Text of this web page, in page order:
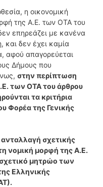
η οικονομική
της Α.Ε. των ΟΤΑ του
επηρεάζει με κανένα
και δεν έχει καμία
αφού απαγορεύεται
Δήμους που
στην περίπτωση
των ΟΤΑ του άρθρου
τα κριτήρια
Φορέα της Γενικής
ανταλλαγή σχετικής
νομική μορφή της Α.Ε.
μητρώο των
Ελληνικής